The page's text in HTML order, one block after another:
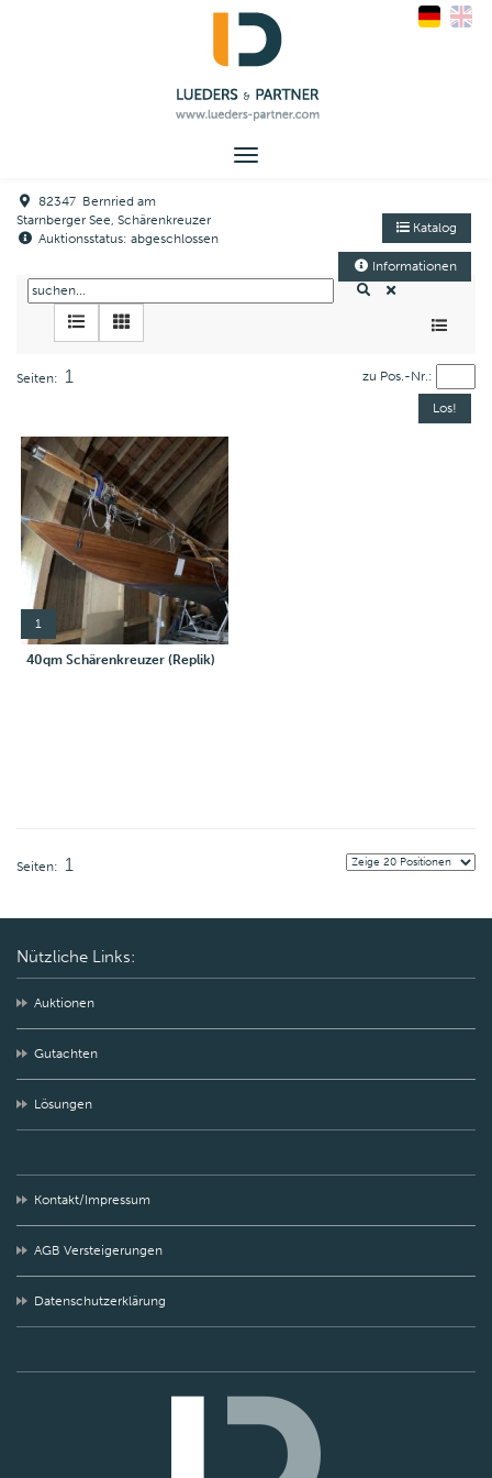
Toggle
82347 Bernried am
Starnberger See, Schärenkreuzer
Auktionsstatus: abgeschlossen
Katalog
Informationen
Seiten: 1 zu Pos.-Nr.:
1
40qm Schärenkreuzer (Replik)
Seiten: 1
Nützliche Links:
Auktionen
Gutachten
Lösungen
Kontakt/Impressum
AGB Versteigerungen
Datenschutzerklärung